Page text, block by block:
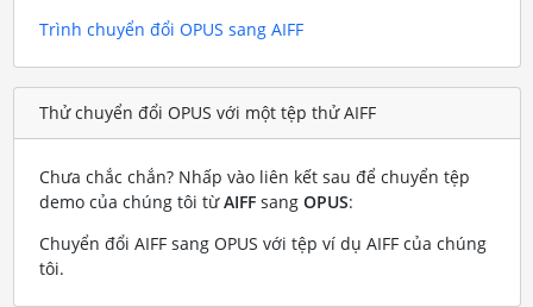
Trình chuyển đổi OPUS sang AIFF
Thử chuyển đổi OPUS với một tệp thử AIFF
Chưa chắc chắn? Nhấp vào liên kết sau để chuyển tệp
demo của chúng tôi từAIFFsang OPUS:
Chuyển đổi AIFF sang OPUS với tệp ví dụ AIFF của chúng
tôi.